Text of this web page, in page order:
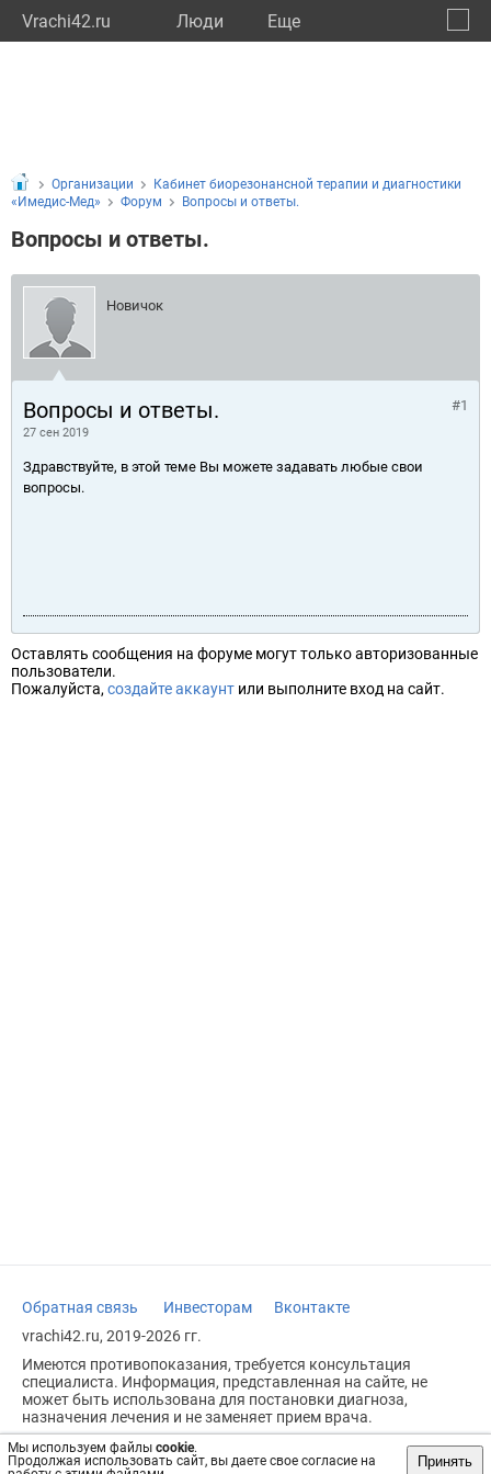
Vrachi42.ru Люди Eще
Мы используем файлы cookie.
Продолжая использовать сайт, вы даете свое согласие на
Принять
Организации
Кабинет биорезонансной терапии и диагностики
«Имедис-Мед»
Форум Вопросы и ответы.
Вопросы и ответы.
Новичок
Вопросы и ответы.
27 сен 2019
#1
Здравствуйте, в этой теме Вы можете задавать любые свои
вопросы.
Оставлять сообщения на форуме могут только авторизованные
пользователи.
Пожалуйста, создайте аккаунт или выполните вход на сайт.
Обратная связь Инвесторам
Вконтакте
vrachi42.ru, 2019-2026 гг.
Имеются противопоказания, требуется консультация
специалиста. Информация, представленная на сайте, не
может быть использована для постановки диагноза,
назначения лечения и не заменяет прием врача.
Возрастное ограничение: 18+